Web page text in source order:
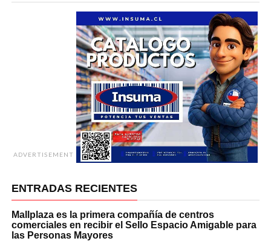
ADVERTISEMENT
ENTRADAS RECIENTES
Mallplaza es la primera compañía de centros
comerciales en recibir el Sello Espacio Amigable para
las Personas Mayores